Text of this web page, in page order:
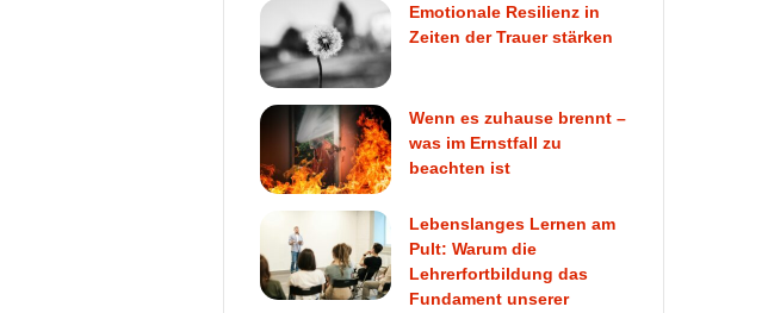
Emotionale Resilienz in
Zeiten der Trauer stärken
Wenn es zuhause brennt –
was im Ernstfall zu
beachten ist
Lebenslanges Lernen am
Pult: Warum die
Lehrerfortbildung das
Fundament unserer